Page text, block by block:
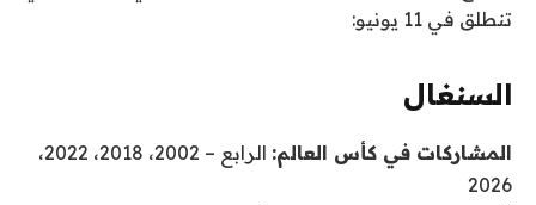
ر
تنطلق في 11 يونيو:
السنغال
المشاركات في كأس العالم:
الرابع – 2002، 2018، 2022،
2026